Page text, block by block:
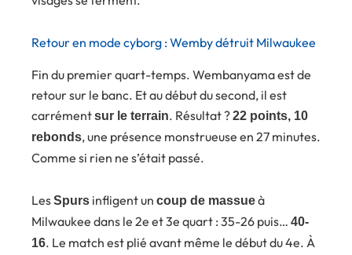
Retour en mode cyborg : Wemby détruit Milwaukee
Fin du premier quart-temps. Wembanyama est de
retour sur le banc. Et au début du second, il est
carrémentsur le terrain. Résultat ?22 points, 10
rebonds, une présence monstrueuse en 27 minutes.
Comme si rien ne s’était passé.
LesSpurs infligent un coup de massueà
Milwaukee dans le 2e et 3e quart : 35-26 puis… 40-
16. Le match est plié avant même le début du 4e. À